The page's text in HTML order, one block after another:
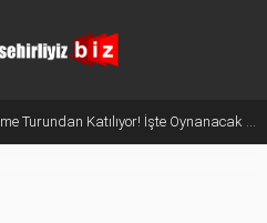
Milyonluk İhale, Sadece 30 Günlük Hizmet: Kentpark Yapay Plajı Açıldı!